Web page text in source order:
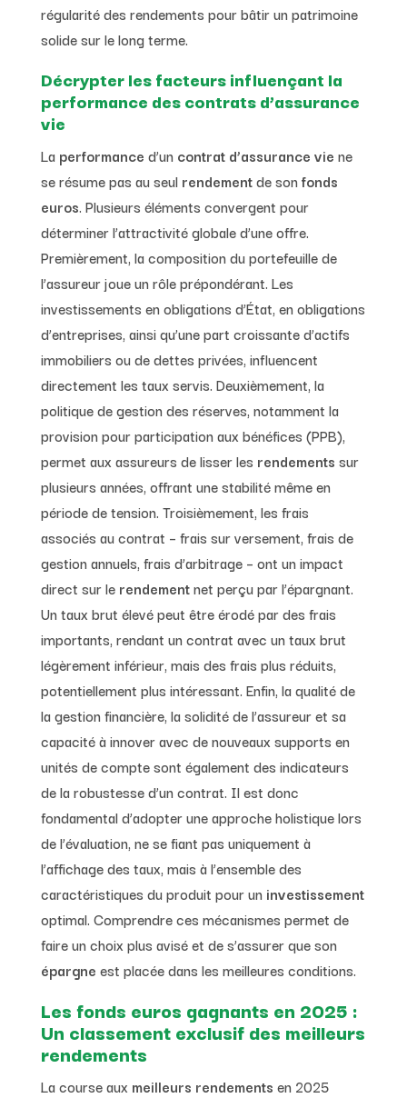
régularité des rendements pour bâtir un patrimoine
solide sur le long terme.
Décrypter les facteurs influençant la
performance des contrats d’assurance
vie
La performance d’un contrat d’assurance vie ne
se résume pas au seul rendementde son fonds
euros. Plusieurs éléments convergent pour
déterminer l’attractivité globale d’une offre.
Premièrement, la composition du portefeuille de
l’assureur joue un rôle prépondérant. Les
investissements en obligations d’État, en obligations
d’entreprises, ainsi qu’une part croissante d’actifs
immobiliers ou de dettes privées, influencent
directement les taux servis. Deuxièmement, la
politique de gestion des réserves, notamment la
provision pour participation aux bénéfices (PPB),
permet aux assureurs de lisser les rendements sur
plusieurs années, offrant une stabilité même en
période de tension. Troisièmement, les frais
associés au contrat – frais sur versement, frais de
gestion annuels, frais d’arbitrage – ont un impact
direct sur le rendementnet perçu par l’épargnant.
Un taux brut élevé peut être érodé par des frais
importants, rendant un contrat avec un taux brut
légèrement inférieur, mais des frais plus réduits,
potentiellement plus intéressant. Enfin, la qualité de
la gestion financière, la solidité de l’assureur et sa
capacité à innover avec de nouveaux supports en
unités de compte sont également des indicateurs
de la robustesse d’un contrat. Il est donc
fondamental d’adopter une approche holistique lors
de l’évaluation, ne se fiant pas uniquement à
l’affichage des taux, mais à l’ensemble des
caractéristiques du produit pour un investissement
optimal. Comprendre ces mécanismes permet de
faire un choix plus avisé et de s’assurer que son
épargne est placée dans les meilleures conditions.
Les fonds euros gagnants en 2025 :
Un classement exclusif des meilleurs
rendements
La course aux meilleurs rendements en 2025